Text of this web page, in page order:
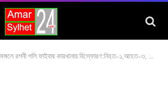
রশনী পলি ফাইবার কারখানায় বিস্ফোরণ:নিহত-১,আহত-৩, তদন্ত কমিটি গঠন